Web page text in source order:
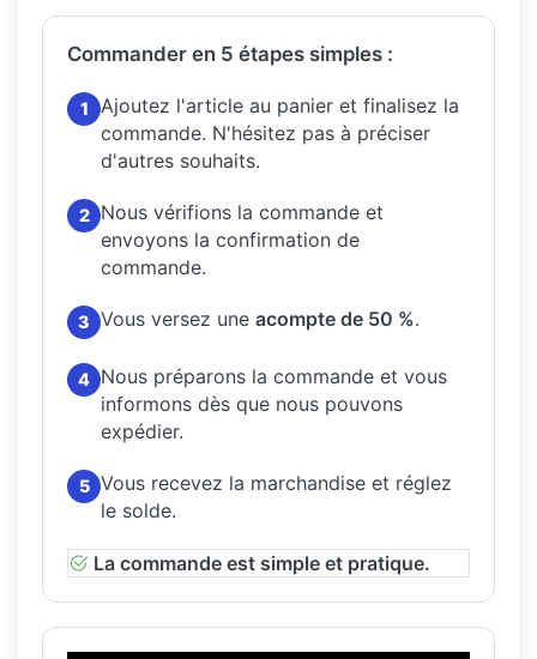
Commander en 5 étapes simples :
1
Ajoutez l'article au panier et finalisez la
commande. N'hésitez pas à préciser
d'autres souhaits.
2
Nous vérifions la commande et
envoyons la confirmation de
commande.
3 Vous versez une acompte de 50 %.
4 Nous préparons la commande et vous
informons dès que nous pouvons
expédier.
5 Vous recevez la marchandise et réglez
le solde.
La commande est simple et pratique.